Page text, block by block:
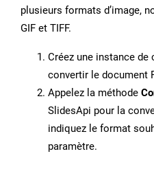
plusieurs formats d’image,
GIF et TIFF.
Créez une instance de
convertir le document
Appelez la méthode
SlidesApi pour la
indiquez le format
paramètre.